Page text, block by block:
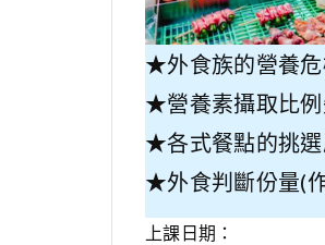
★外食族的營養危
★營養素攝取比
★各式餐點的挑選
★外食判斷份量(
上課日期：